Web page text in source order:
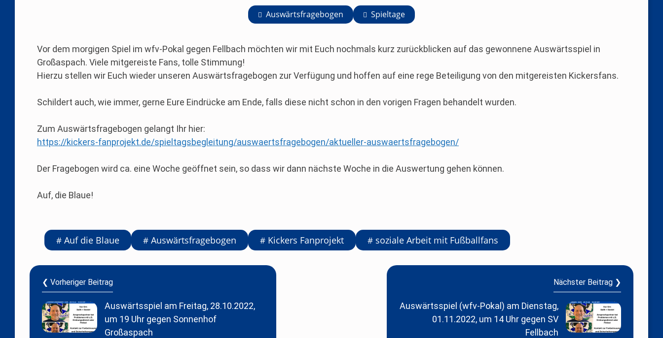
Auswärtsfragebogen Spieltage
Vor dem morgigen Spiel im wfv-Pokal gegen Fellbach möchten wir mit Euch nochmals kurz zurückblicken auf das gewonnene Auswärtsspiel in
Großaspach. Viele mitgereiste Fans, tolle Stimmung!
Hierzu stellen wir Euch wieder unseren Auswärtsfragebogen zur Verfügung und hoffen auf eine rege Beteiligung von den mitgereisten Kickersfans.
Schildert auch, wie immer, gerne Eure Eindrücke am Ende, falls diese nicht schon in den vorigen Fragen behandelt wurden.
Zum Auswärtsfragebogen gelangt Ihr hier:
https://kickers-fanprojekt.de/spieltagsbegleitung/auswaertsfragebogen/aktueller-auswaertsfragebogen/
Der Fragebogen wird ca. eine Woche geöffnet sein, so dass wir dann nächste Woche in die Auswertung gehen können.
Auf, die Blaue!
Auf die Blaue Auswärtsfragebogen Kickers Fanprojekt soziale Arbeit mit Fußballfans
❮ Vorheriger Beitrag
Auswärtsspiel am Freitag, 28.10.2022,
um 19 Uhr gegen Sonnenhof
Großaspach
Nächster Beitrag ❯
Auswärtsspiel (wfv-Pokal) am Dienstag,
01.11.2022, um 14 Uhr gegen SV
Fellbach